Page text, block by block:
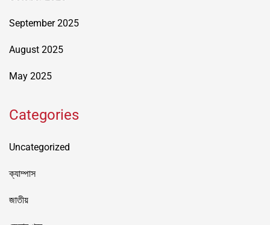
September 2025
August 2025
May 2025
Categories
Uncategorized
ক্যাম্পাস
জাতীয়